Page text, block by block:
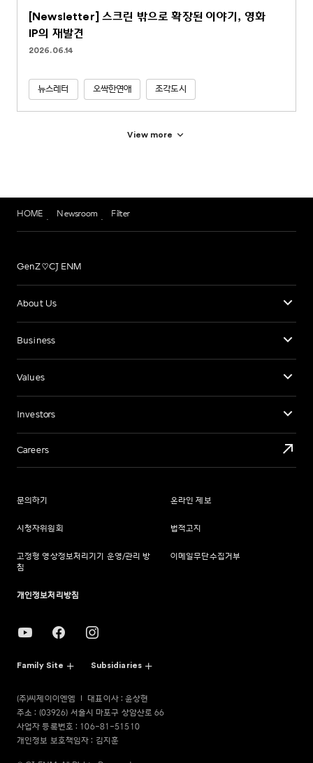
[Newsletter] 스크린 밖으로 확장된 이야기, 영화
IP의 재발견
2026.06.14
뉴스레터 오싹한연애 조각도시
View more
HOME Newsroom Filter
GenZ♡CJ ENM
About Us
Business
Values
Investors
Careers
문의하기 온라인 제보
시청자위원회 법적고지
고정형 영상정보처리기기 운영/관리 방
침
이메일무단수집거부
개인정보처리방침
Family Site Subsidiaries
(주)씨제이이엔엠
대표이사 : 윤상현
주소 : (03926) 서울시 마포구 상암산로 66
사업자 등록번호 : 106-81-51510
개인정보 보호책임자 : 김지훈